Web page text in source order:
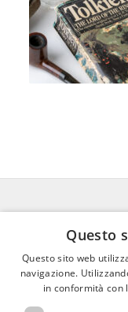
02 300761
Questo
Questo sito web
navigazione.
in conformità con